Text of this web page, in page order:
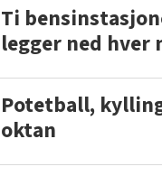
Ti
legger ned hver
Potetball,
oktan